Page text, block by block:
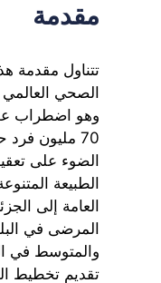
مقدمة
تتناول مقدمة
الصحي العالمي
وهو اضطراب
70 مليون
الضوء على
الطبيعة
العامة إلى
المرضى في
والمتوسط في